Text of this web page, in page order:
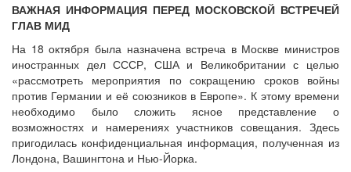
ВАЖНАЯ ИНФОРМАЦИЯ ПЕРЕД МОСКОВСКОЙ ВСТРЕЧЕЙ
ГЛАВ МИД
На 18 октября была назначена встреча в Москве министров
иностранных дел СССР, США и Великобритании с целью
«рассмотреть мероприятия по сокращению сроков войны
против Германии и её союзников в Европе». К этому времени
необходимо было сложить ясное представление о
возможностях и намерениях участников совещания. Здесь
пригодилась конфиденциальная информация, полученная из
Лондона, Вашингтона и Нью-Йорка.